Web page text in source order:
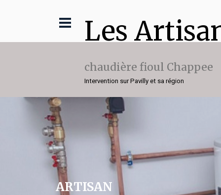
Les
chaudière fioul Chappee
Intervention sur Pavilly et sa région
ARTISAN